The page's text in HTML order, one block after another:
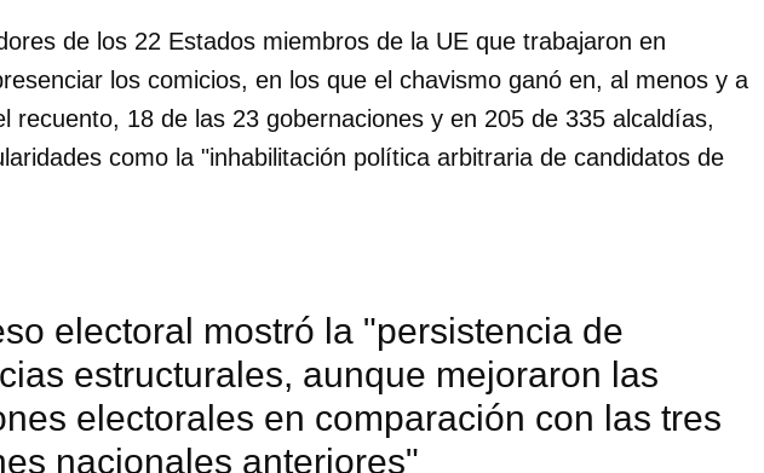
de los 22 Estados miembros de la UE que trabajaron en
los comicios, en los que el chavismo ganó en, al menos y a
recuento, 18 de las 23 gobernaciones y en 205 de 335 alcaldías,
como la "inhabilitación política arbitraria de candidatos de
electoral mostró la "persistencia de
estructurales, aunque mejoraron las
electorales en comparación con las tres
nacionales anteriores"